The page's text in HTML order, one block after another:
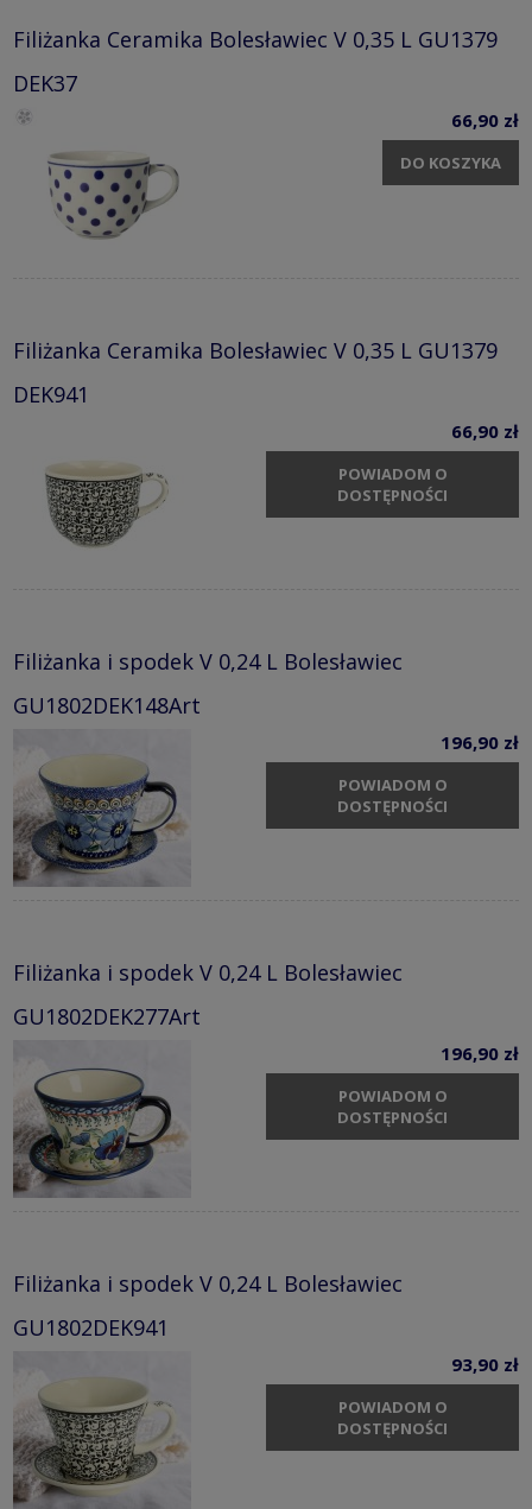
Filiżanka Ceramika Bolesławiec V 0,35 L GU1379
DEK37
66,90 zł
DO KOSZYKA
Filiżanka Ceramika Bolesławiec V 0,35 L GU1379
DEK941
66,90 zł
POWIADOM O
DOSTĘPNOŚCI
Filiżanka i spodek V 0,24 L Bolesławiec
GU1802DEK148Art
196,90 zł
POWIADOM O
DOSTĘPNOŚCI
Filiżanka i spodek V 0,24 L Bolesławiec
GU1802DEK277Art
196,90 zł
POWIADOM O
DOSTĘPNOŚCI
Filiżanka i spodek V 0,24 L Bolesławiec
GU1802DEK941
93,90 zł
POWIADOM O
DOSTĘPNOŚCI